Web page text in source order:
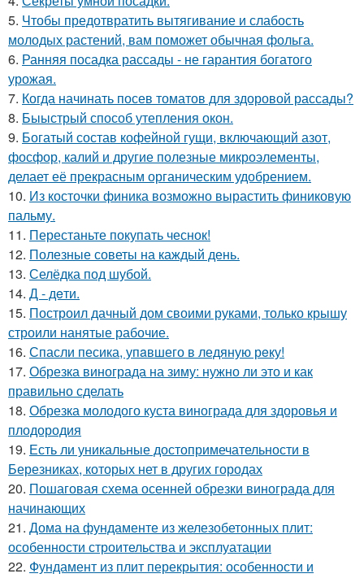
5. Чтобы предотвратить вытягивание и слабость
молодых растений, вам поможет обычная фольга.
6. Ранняя посадка рассады - не гарантия богатого
урожая.
7. Когда начинать посев томатов для здоровой рассады?
8. Быыстрый способ утепления окон.
9. Богатый состав кофейной гущи, включающий азот,
фосфор, калий и другие полезные микроэлементы,
делает её прекрасным органическим удобрением.
10. Из косточки финика возможно вырастить финиковую
пальму.
11. Перестаньте покупать чеснок!
12. Полезные советы на каждый день.
13. Селёдка под шубой.
14. Д - дeти.
15. Построил дачный дом своими руками, только крышу
строили нанятые рабочие.
16. Спасли песика, упaвшего в ледяную рeку!
17. Обрезка винограда на зиму: нужно ли это и как
правильно сделать
18. Обрезка молодого куста винограда для здоровья и
плодородия
19. Есть ли уникальные достопримечательности в
Березниках, которых нет в других городах
20. Пошаговая схема осенней обрезки винограда для
начинающих
21. Дома на фундаменте из железобетонных плит:
особенности строительства и эксплуатации
22. Фундамент из плит перекрытия: особенности и